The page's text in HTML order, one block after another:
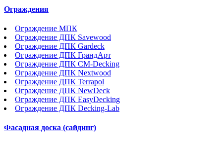
Ограждения
Ограждение МПК
Ограждение ДПК Savewood
Ограждение ДПК Gardeck
Ограждение ДПК ГрандАрт
Ограждение ДПК CM-Decking
Ограждение ДПК Nextwood
Ограждение ДПК Terrapol
Ограждение ДПК NewDeck
Ограждение ДПК EasyDecking
Ограждение ДПК Decking-Lab
Фасадная доска (сайдинг)